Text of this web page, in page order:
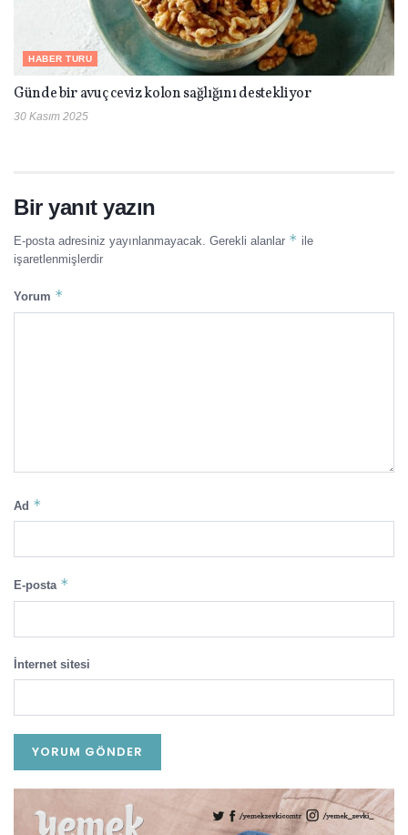
HABER TURU
Günde bir avuç ceviz kolon sağlığını destekliyor
30 Kasım 2025
Bir yanıt yazın
E-posta adresiniz yayınlanmayacak. Gerekli alanlar * ile
işaretlenmişlerdir
Yorum *
Ad *
E-posta *
İnternet sitesi